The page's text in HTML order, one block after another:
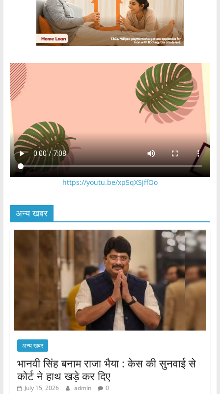
https://youtu.be/xp5qXSjffOo
अन्य खबर
अन्य खबर
भानवी सिंह बनाम राजा भैया : केस की सुनवाई से
कोर्ट ने हाथ खड़े कर दिए
July 15, 2026 admin 0